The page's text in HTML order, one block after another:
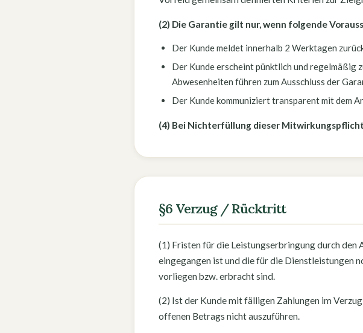
(2) Die Garantie gilt nur, wenn folgende
Der Kunde meldet innerhalb 2 Werktagen
Der Kunde erscheint pünktlich und regelmäßig
Abwesenheiten führen zum Ausschluss der
Der Kunde kommuniziert transparent mit dem
(4) Bei Nichterfüllung dieser
§6 Verzug / Rücktritt
(1) Fristen für die Leistungserbringung durch
eingegangen ist und die für die Dienstleistungen
vorliegen bzw. erbracht sind.
(2) Ist der Kunde mit fälligen Zahlungen im
offenen Betrags nicht auszuführen.